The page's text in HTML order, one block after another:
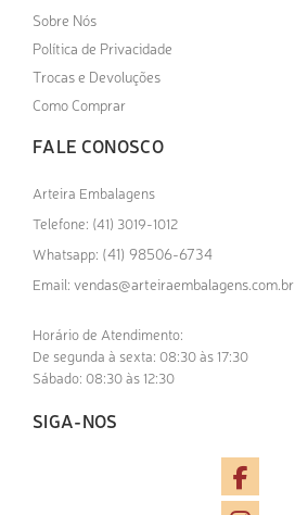
Sobre Nós
Política de Privacidade
Trocas e Devoluções
Como Comprar
FALE CONOSCO
Arteira Embalagens
Telefone: (41) 3019-1012
Whatsapp: (41) 98506-6734
Email: vendas@arteiraembalagens.com.br
Horário de Atendimento:
De segunda à sexta: 08:30 às 17:30
Sábado: 08:30 às 12:30
SIGA-NOS